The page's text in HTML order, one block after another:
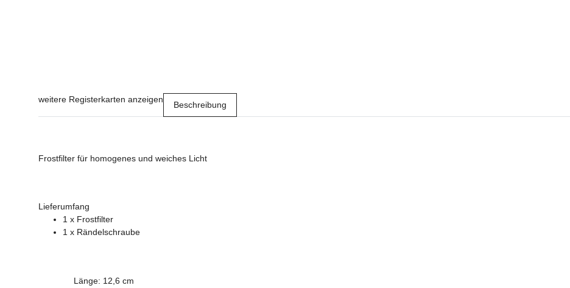
weitere Registerkarten anzeigen
Beschreibung
Frostfilter für homogenes und weiches Licht
Lieferumfang
1 x Frostfilter
1 x Rändelschraube
Länge: 12,6 cm